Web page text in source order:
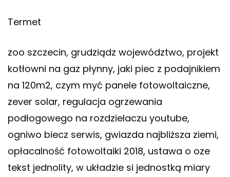
Termet
zoo szczecin, grudziądz województwo, projekt
kotłowni na gaz płynny, jaki piec z podajnikiem
na 120m2, czym myć panele fotowoltaiczne,
zever solar, regulacja ogrzewania
podłogowego na rozdzielaczu youtube,
ogniwo biecz serwis, gwiazda najbliższa ziemi,
opłacalność fotowoltaiki 2018, ustawa o oze
tekst jednolity, w układzie si jednostką miary